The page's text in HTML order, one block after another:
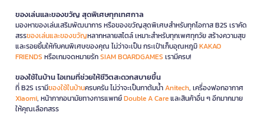
ของเล่นและของขวัญ สุดพิเศษทุกเทศกาล
มองหาของเล่นเสริมพัฒนาการ หรือของขวัญสุดพิเศษสำหรับทุกโอกาส B2S เราคัด
สรรของเล่นและของขวัญหลากหลายสไตล์ เหมาะสำหรับทุกเพศทุกวัย สร้างความสุข
และรอยยิ้มให้กับคนพิเศษของคุณ ไม่ว่าจะเป็น กระเป๋าเก็บอุณหภูมิKAKAO
FRIENDS หรือเกมจดหมายรักSIAM BOARDGAMES เรามีครบ!
ของใช้ในบ้าน ไอเทมที่ช่วยให้ชีวิตสะดวกสบายขึ้น
ที่ B2S เรามีของใช้ในบ้านครบครัน ไม่ว่าจะเป็นกาต้มน้ำAnitech, เครื่องฟอกอากาศ
Xiaomi, หน้ากากอนามัยทางการแพทย์Double A Careและสินค้าอื่น ๆ อีกมากมาย
ให้คุณเลือกสรร